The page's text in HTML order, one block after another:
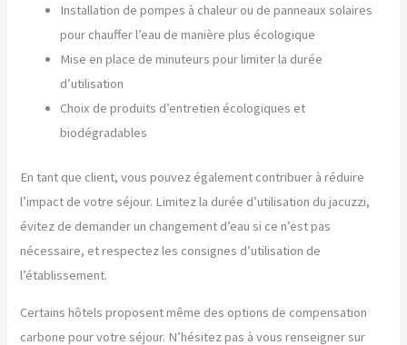
Installation de pompes à chaleur ou de panneaux solaires
pour chauffer l’eau de manière plus écologique
Mise en place de minuteurs pour limiter la durée
d’utilisation
Choix de produits d’entretien écologiques et
biodégradables
En tant que client, vous pouvez également contribuer à réduire
l’impact de votre séjour. Limitez la durée d’utilisation du jacuzzi,
évitez de demander un changement d’eau si ce n’est pas
nécessaire, et respectez les consignes d’utilisation de
l’établissement.
Certains hôtels proposent même des options de compensation
carbone pour votre séjour. N’hésitez pas à vous renseigner sur